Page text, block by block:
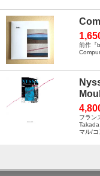
前作『
フラン
マル/コ